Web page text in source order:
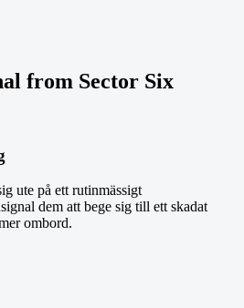
from Sector Six
ute på ett rutinmässigt
dem att bege sig till ett skadat
ombord.